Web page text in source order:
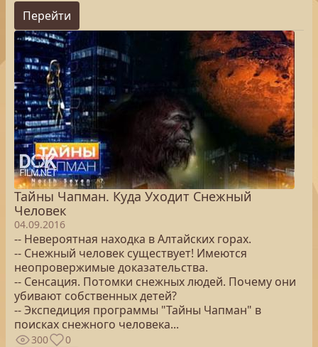
Перейти
Тайны Чапман. Куда Уходит Снежный
Человек
04.09.2016
-- Невероятная находка в Алтайских горах.
-- Снежный человек существует! Имеются
неопровержимые доказательства.
-- Сенсация. Потомки снежных людей. Почему они
убивают собственных детей?
-- Экспедиция программы "Тайны Чапман" в
поисках снежного человека...
300 0